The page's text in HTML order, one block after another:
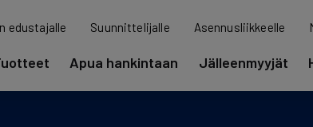
edustajalle Suunnittelijalle Asennusliikkeelle
Apua hankintaan Jälleenmyyjät